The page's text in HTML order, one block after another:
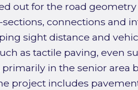
out for the road
connections and
sight distance and
as tactile paving, even
in the senior area
project includes